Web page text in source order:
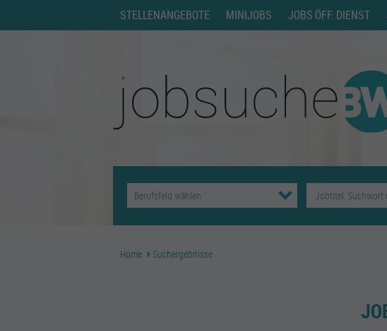
STELLENANGEBOTE MINIJOBS JOBS ÖFF. DIENST
Home Suchergebnisse